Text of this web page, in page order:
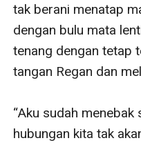
tak berani menatap
dengan bulu mata
tenang dengan tetap
tangan Regan dan
“Aku sudah menebak
hubungan kita tak